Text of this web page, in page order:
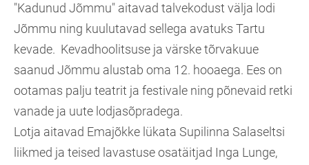
"Kadunud Jõmmu" aitavad talvekodust välja lodi
Jõmmu ning kuulutavad sellega avatuks Tartu
kevade. Kevadhoolitsuse ja värske tõrvakuue
saanud Jõmmu alustab oma 12. hooaega. Ees on
ootamas palju teatrit ja festivale ning põnevaid retki
vanade ja uute lodjasõpradega.
Lotja aitavad Emajõkke lükata Supilinna Salaseltsi
liikmed ja teised lavastuse osatäitjad Inga Lunge,